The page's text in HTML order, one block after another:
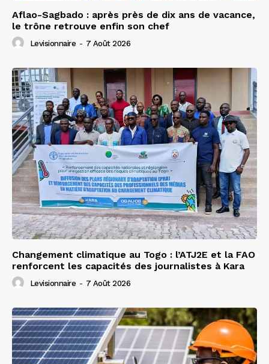
Aflao-Sagbado : après près de dix ans de vacance,
le trône retrouve enfin son chef
Levisionnaire - 7 Août 2026
Changement climatique au Togo : l’ATJ2E et la FAO
renforcent les capacités des journalistes à Kara
Levisionnaire - 7 Août 2026